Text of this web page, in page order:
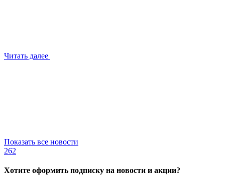
Читать далее
Показать все новости
262
Хотите оформить подписку на новости и акции?